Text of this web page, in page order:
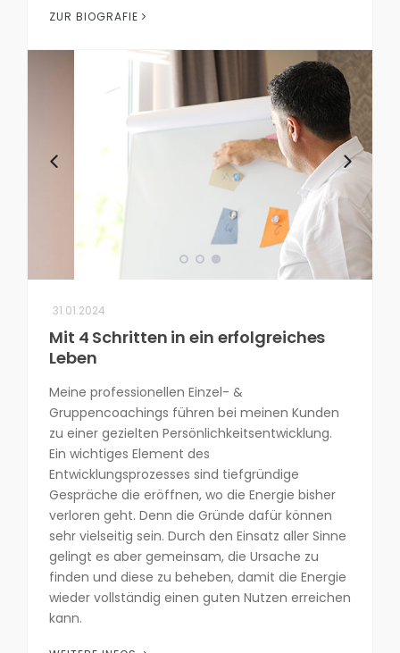
ZUR BIOGRAFIE
31.01.2024
Mit 4 Schritten in ein erfolgreiches
Leben
Meine professionellen Einzel- &
Gruppencoachings führen bei meinen Kunden
zu einer gezielten Persönlichkeitsentwicklung.
Ein wichtiges Element des
Entwicklungsprozesses sind tiefgründige
Gespräche die eröffnen, wo die Energie bisher
verloren geht. Denn die Gründe dafür können
sehr vielseitig sein. Durch den Einsatz aller Sinne
gelingt es aber gemeinsam, die Ursache zu
finden und diese zu beheben, damit die Energie
wieder vollständig einen guten Nutzen erreichen
kann.